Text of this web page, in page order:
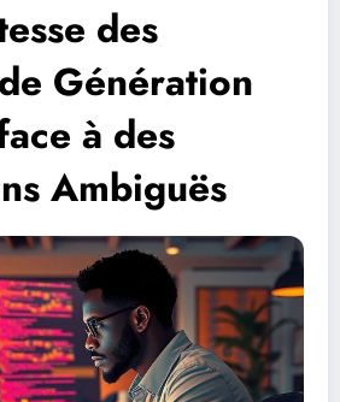
des
Génération
à des
Ambiguës